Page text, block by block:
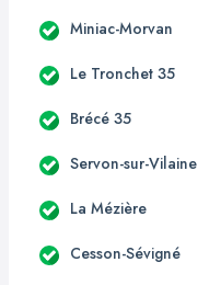
Miniac-Morvan
Le Tronchet 35
Brécé 35
Servon-sur-Vilaine
La Mézière
Cesson-Sévigné